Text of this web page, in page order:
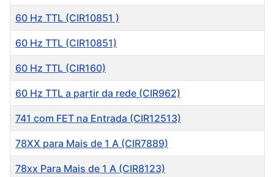
60 Hz TTL (CIR10851 )
60 Hz TTL (CIR10851)
60 Hz TTL (CIR160)
60 Hz TTL a partir da rede (CIR962)
741 com FET na Entrada (CIR12513)
78XX para Mais de 1 A (CIR7889)
78xx Para Mais de 1 A (CIR8123)